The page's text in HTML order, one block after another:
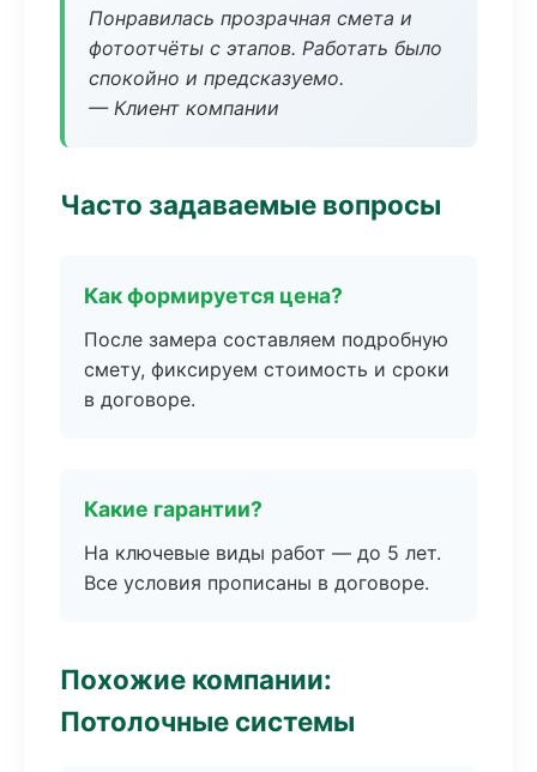
Понравилась прозрачная смета и
фотоотчёты с этапов. Работать было
спокойно и предсказуемо.
— Клиент компании
Часто задаваемые вопросы
Как формируется цена?
После замера составляем подробную
смету, фиксируем стоимость и сроки
в договоре.
Какие гарантии?
На ключевые виды работ — до 5 лет.
Все условия прописаны в договоре.
Похожие компании:
Потолочные системы